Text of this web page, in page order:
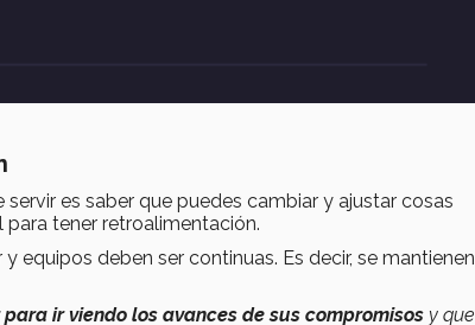
es saber que puedes cambiar y ajustar cosas
tener retroalimentación.
equipos deben ser continuas. Es decir, se mantienen
para ir viendo los avances de sus compromisos y que